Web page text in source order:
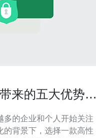
来的五大优势让
多的企业和个人开始关注
的背景下，选择一款高性